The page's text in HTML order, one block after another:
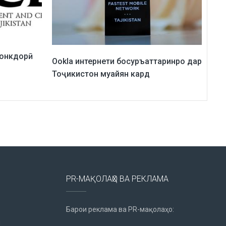
Ookla интернети босуръаттаринро дар
Тоҷикистон муайян кард
PR-МАҚОЛАҲО ВА РЕКЛАМА
Барои реклама ва PR-мақолаҳо: